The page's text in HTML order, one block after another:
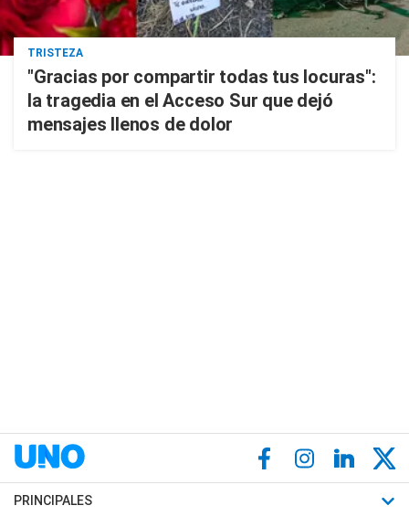
TRISTEZA
"Gracias por compartir todas tus locuras":
la tragedia en el Acceso Sur que dejó
mensajes llenos de dolor
PRINCIPALES